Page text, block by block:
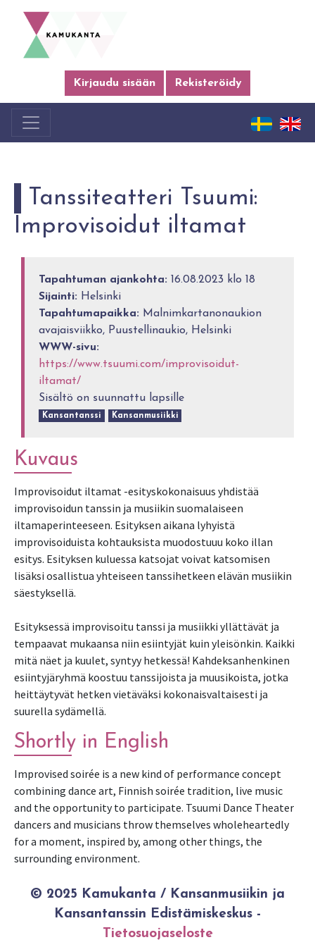
Kirjaudu sisään Rekisteröidy
Tanssiteatteri Tsuumi:
Improvisoidut iltamat
Tapahtuman ajankohta: 16.08.2023 klo 18
Sijainti: Helsinki
Tapahtumapaikka: Malnimkartanonaukion
avajaisviikko, Puustellinaukio, Helsinki
WWW-sivu:
https://www.tsuumi.com/improvisoidut-
iltamat/
Sisältö on suunnattu lapsille
Kansantanssi Kansanmusiikki
Kuvaus
Improvisoidut iltamat -esityskokonaisuus yhdistää
improvisoidun tanssin ja musiikin suomalaiseen
iltamaperinteeseen. Esityksen aikana lyhyistä
improvisoiduista kohtauksista muodostuuu koko illan
esitys. Esityksen kuluessa katsojat voivat katsomisen
lisäksi osallistua yhteiseen tanssihetkeen elävän musiikin
säestyksellä.
Esityksessä improvisoitu tanssi ja musiikki yllättävät ja
tempaavat mukaansa niin esiintyjät kuin yleisönkin. Kaikki
mitä näet ja kuulet, syntyy hetkessä! Kahdeksanhenkinen
esiintyjäryhmä koostuu tanssijoista ja muusikoista, jotka
heittäytyvät hetken vietäväksi kokonaisvaltaisesti ja
suurella sydämellä.
Shortly in English
Improvised soirée is a new kind of performance concept
combining dance art, Finnish soirée tradition, live music
and the opportunity to participate. Tsuumi Dance Theater
dancers and musicians throw themselves wholeheartedly
for a moment, inspired by, among other things, the
surrounding environment.
© 2025 Kamukanta / Kansanmusiikin ja
Kansantanssin Edistämiskeskus -
Tietosuojaseloste